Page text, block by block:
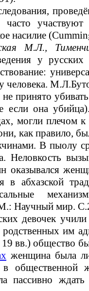
насилие
М.Л.,
у
человека.
не принято
если она
могли плечом
как правило,
В пыолу
оказывался
в абхазской
Научный мир.
девочек
им
вв.) общество
женщина была
общественной
пассивно